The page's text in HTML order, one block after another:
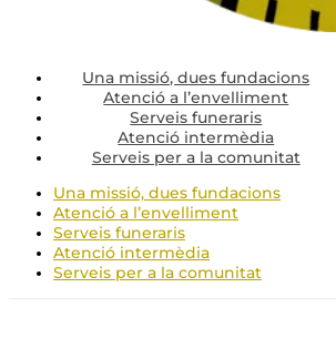
Una missió, dues fundacions
Atenció a l’envelliment
Serveis funeraris
Atenció intermèdia
Serveis per a la comunitat
Una missió, dues fundacions
Atenció a l’envelliment
Serveis funeraris
Atenció intermèdia
Serveis per a la comunitat